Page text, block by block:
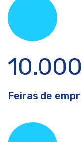
10.000
Feiras de